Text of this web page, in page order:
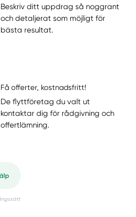
Beskriv ditt uppdrag så noggrant
och detaljerat som möjligt för
bästa resultat.
Få offerter, kostnadsfritt!
De flyttföretag du valt ut
kontaktar dig för rådgivning och
offertlämning.